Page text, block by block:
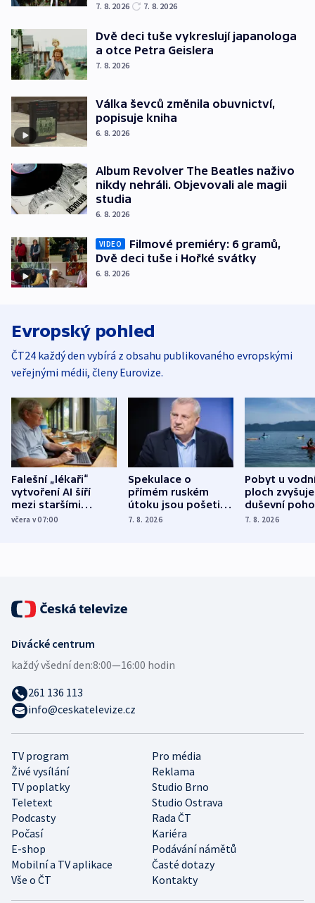
7. 8. 2026 7. 8. 2026
Dvě deci tuše vykreslují japanologa
a otce Petra Geislera
7. 8. 2026
Válka ševců změnila obuvnictví,
popisuje kniha
6. 8. 2026
Album Revolver The Beatles naživo
nikdy nehráli. Objevovali ale magii
studia
6. 8. 2026
VIDEO
Filmové premiéry: 6 gramů,
Dvě deci tuše i Hořké svátky
6. 8. 2026
Evropský pohled
ČT24 každý den vybírá z obsahu publikovaného evropskými
veřejnými médii, členy Eurovize.
Falešní „lékaři“
vytvoření AI šíří
mezi staršími
Poláky nebezpečné
včera v 07:00
Spekulace o
přímém ruském
útoku jsou pošetilé,
míní estonský
7. 8. 2026
Pobyt u
ploch zvyšuje
duševní
ukázala
7. 8. 2026
TV program
Pro média
Živé vysílání
Reklama
TV poplatky
Studio Brno
Teletext
Studio Ostrava
Podcasty
Rada ČT
Počasí
Kariéra
E-shop
Podávání námětů
Mobilní a TV aplikace
Časté dotazy
Vše o ČT
Kontakty
Divácké centrum
každý všední den:8:00—16:00 hodin
261 136 113
info@ceskatelevize.cz